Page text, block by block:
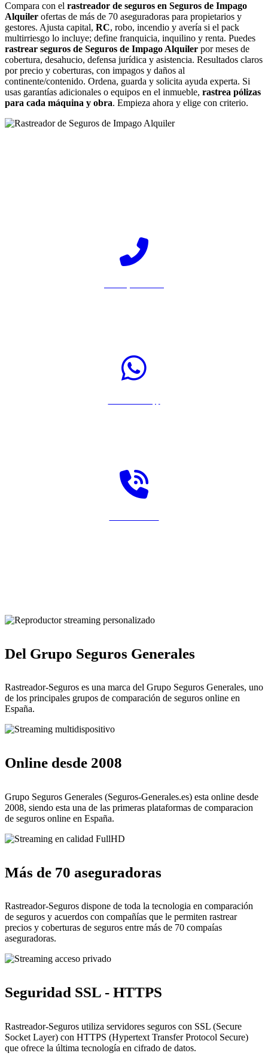
Compara con el rastreador de seguros en Seguros de Impago
Alquiler ofertas de más de 70 aseguradoras para propietarios y
gestores. Ajusta capital, RC, robo, incendio y avería si el pack
multirriesgo lo incluye; define franquicia, inquilino y renta. Puedes
rastrear seguros de Seguros de Impago Alquiler por meses de
cobertura, desahucio, defensa jurídica y asistencia. Resultados claros
por precio y coberturas, con impagos y daños al
continente/contenido. Ordena, guarda y solicita ayuda experta. Si
usas garantías adicionales o equipos en el inmueble, rastrea pólizas
para cada máquina y obra. Empieza ahora y elige con criterio.
Del Grupo Seguros Generales
Rastreador-Seguros es una marca del Grupo Seguros Generales, uno
de los principales grupos de comparación de seguros online en
España.
Online desde 2008
Grupo Seguros Generales (Seguros-Generales.es) esta online desde
2008, siendo esta una de las primeras plataformas de comparacion
de seguros online en España.
Más de 70 aseguradoras
Rastreador-Seguros dispone de toda la tecnologia en comparación
de seguros y acuerdos con compañías que le permiten rastrear
precios y coberturas de seguros entre más de 70 compaías
aseguradoras.
Seguridad SSL - HTTPS
Rastreador-Seguros utiliza servidores seguros con SSL (Secure
Socket Layer) con HTTPS (Hypertext Transfer Protocol Secure)
que ofrece la última tecnología en cifrado de datos.